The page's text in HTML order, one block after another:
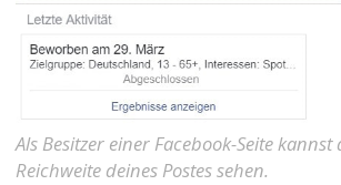
Als Besitzer einer Facebook-Seite
Reichweite deines Postes sehen.